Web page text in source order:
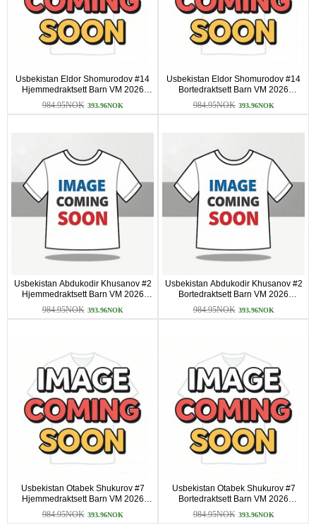
Usbekistan Eldor Shomurodov #14
Hjemmedraktsett Barn VM 2026
Kortermet (+ korte bukser)
984.95NOK 393.96NOK
Usbekistan Eldor Shomurodov #14
Bortedraktsett Barn VM 2026
Kortermet (+ korte bukser)
984.95NOK 393.96NOK
Usbekistan Abdukodir Khusanov #2
Hjemmedraktsett Barn VM 2026
Kortermet (+ korte bukser)
984.95NOK 393.96NOK
Usbekistan Abdukodir Khusanov #2
Bortedraktsett Barn VM 2026
Kortermet (+ korte bukser)
984.95NOK 393.96NOK
Usbekistan Otabek Shukurov #7
Hjemmedraktsett Barn VM 2026
Kortermet (+ korte bukser)
984.95NOK 393.96NOK
Usbekistan Otabek Shukurov #7
Bortedraktsett Barn VM 2026
Kortermet (+ korte bukser)
984.95NOK 393.96NOK